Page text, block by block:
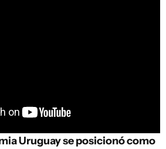
Uruguay se posicionó como